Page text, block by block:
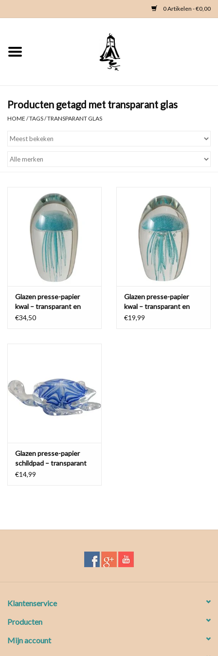
0 Artikelen - €0,00
Home
Kleding
Waterkaart
Contact
Waterproof tassen
Producten getagd met transparant glas
HOME /TAGS/TRANSPARANT GLAS
Glazen presse-papier
kwal – transparant en
aquablauw glas 16cm
€34,50
Glazen presse-papier
kwal – transparant en
aquablauw glas 11cm
€19,99
Glazen presse-papier
schildpad – transparant
en blauw glas
€14,99
Klantenservice
Producten
Mijn account